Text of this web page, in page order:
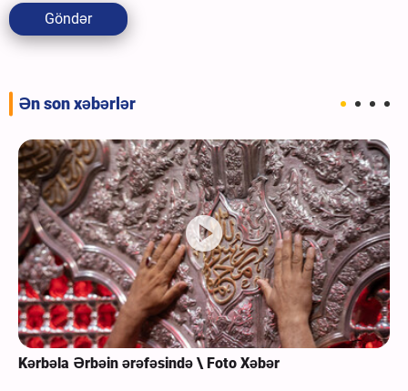
Göndər
Ən son xəbərlər
Kərbəla Ərbəin ərəfəsində \ Foto Xəbər